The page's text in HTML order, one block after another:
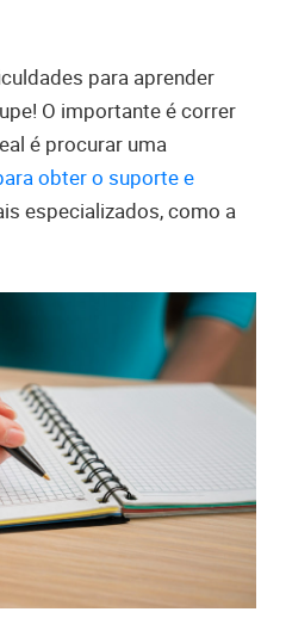
para aprender
O importante é correr
é procurar uma
obter o suporte e
especializados, como a